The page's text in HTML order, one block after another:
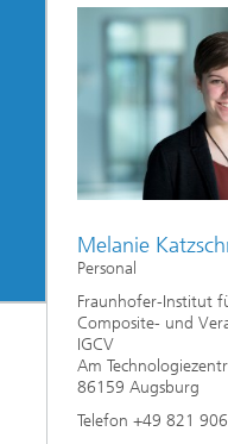
Melanie
Personal
Fraunhofer-Institut
Composite- und
IGCV
Am
86159 Augsburg
Telefon +49 821